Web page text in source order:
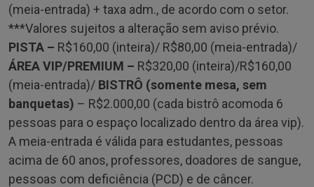
(meia-entrada) + taxa adm., de acordo com o setor.
***Valores sujeitos a alteração sem aviso prévio.
PISTA – R$160,00 (inteira)/ R$80,00 (meia-entrada)/
ÁREA VIP/PREMIUM – R$320,00 (inteira)/R$160,00
(meia-entrada)/ BISTRÔ (somente mesa, sem
banquetas) – R$2.000,00 (cada bistrô acomoda 6
pessoas para o espaço localizado dentro da área vip).
A meia-entrada é válida para estudantes, pessoas
acima de 60 anos, professores, doadores de sangue,
pessoas com deficiência (PCD) e de câncer.